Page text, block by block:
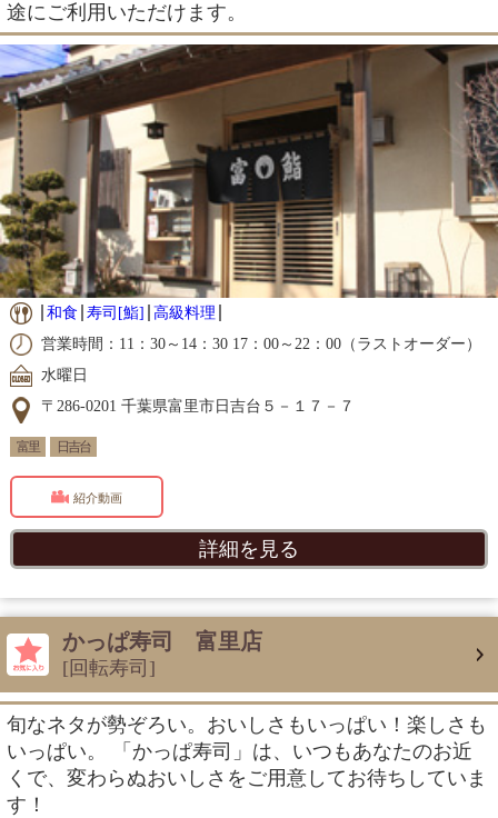
途にご利用いただけます。
和食 寿司[鮨]
高級料理
営業時間：11：30～14：30 17：00～22：00（ラストオーダー）
水曜日
〒286-0201 千葉県富里市日吉台５－１７－７
富里 日吉台
紹介動画
詳細を見る
かっぱ寿司 富里店
[回転寿司]
旬なネタが勢ぞろい。おいしさもいっぱい！楽しさも
いっぱい。 「かっぱ寿司」は、いつもあなたのお近
くで、変わらぬおいしさをご用意してお待ちしていま
す！